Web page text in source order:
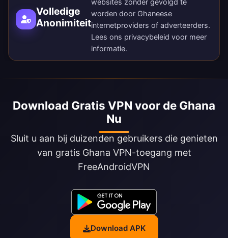
Volledige
Anonimiteit
websites zonder gevolgd te
worden door Ghaneese
internetproviders of adverteerders.
Lees ons privacybeleid voor meer
informatie.
Download Gratis VPN voor de Ghana
Nu
Sluit u aan bij duizenden gebruikers die genieten
van gratis Ghana VPN-toegang met
FreeAndroidVPN
Download APK